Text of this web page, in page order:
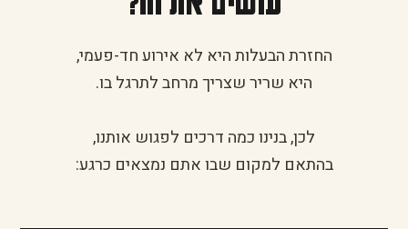
החזרת הבעלות היא לא אירוע חד-פעמי,
היא שריר שצריך מרחב לתרגל בו.
לכן, בנינו כמה דרכים לפגוש אותנו,
בהתאם למקום שבו אתם נמצאים כרגע: